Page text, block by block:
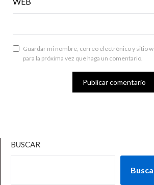
Guardar mi nombre, correo electrónico y sitio
para la próxima vez que haga un comentario.
BUSCAR